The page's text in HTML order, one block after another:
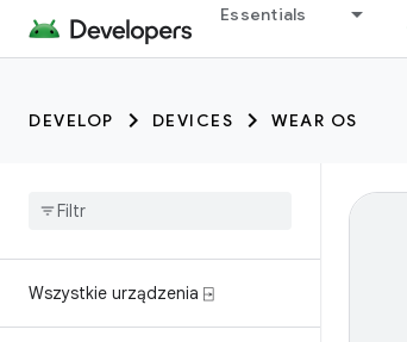
Essentials
DEVELOP DEVICES WEAR OS
Wszystkie urządzenia ⍈